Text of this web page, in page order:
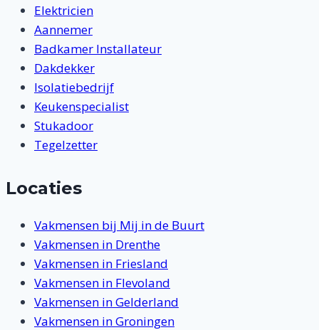
Elektricien
Aannemer
Badkamer Installateur
Dakdekker
Isolatiebedrijf
Keukenspecialist
Stukadoor
Tegelzetter
Locaties
Vakmensen bij Mij in de Buurt
Vakmensen in Drenthe
Vakmensen in Friesland
Vakmensen in Flevoland
Vakmensen in Gelderland
Vakmensen in Groningen